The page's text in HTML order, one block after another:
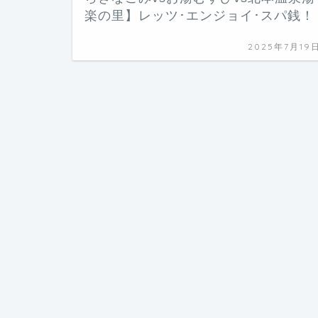
楽の里】レッツ･エンジョイ･スパ銭！
2025年7月19